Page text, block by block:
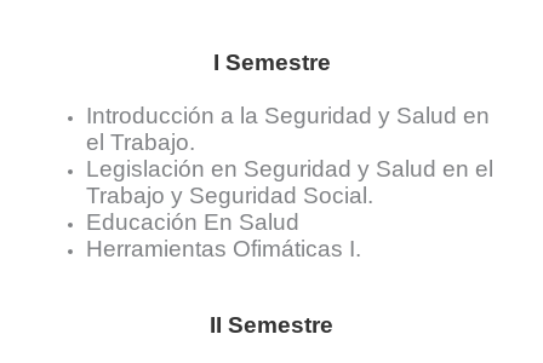
I Semestre
Introducción a la Seguridad y Salud en
el Trabajo.
Legislación en Seguridad y Salud en el
Trabajo y Seguridad Social.
Educación En Salud
Herramientas Ofimáticas I.
II Semestre